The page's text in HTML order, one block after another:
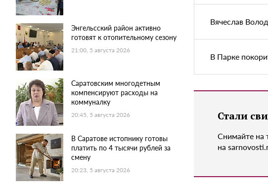
Энгельсский район активно
готовят к отопительному сезону
21:00, 5 августа 2026
Саратовским многодетным
компенсируют расходы на
коммуналку
20:45, 5 августа 2026
В Саратове истопнику готовы
платить по 4 тысячи рублей за
смену
20:23, 5 августа 2026
Вячеслав
В Парке
Стали
Снимайте на
на